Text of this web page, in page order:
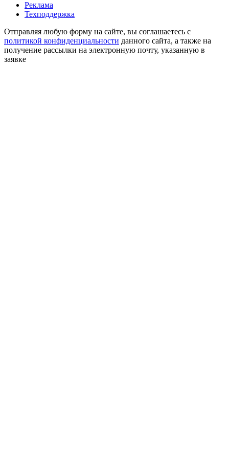
Реклама
Техподдержка
Отправляя любую форму на сайте, вы соглашаетесь с
политикой конфиденциальности данного сайта, а также на
получение рассылки на электронную почту, указанную в
заявке